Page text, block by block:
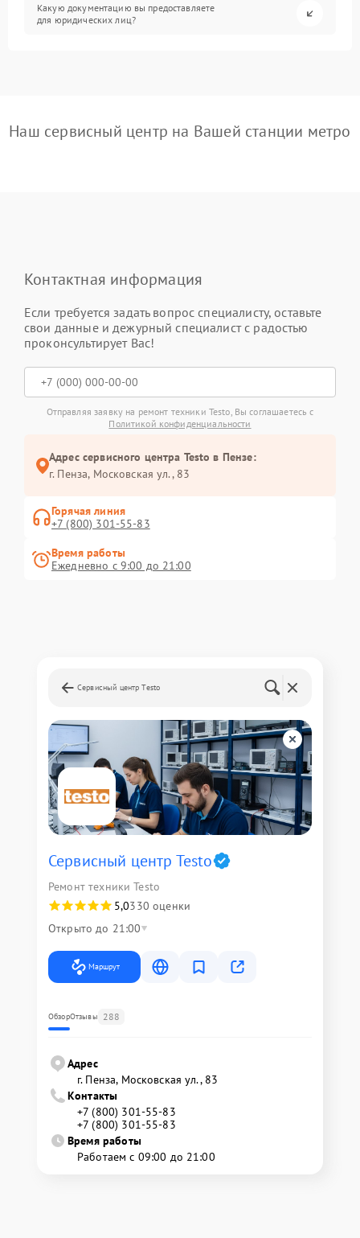
Какую документацию вы предоставляете
для юридических лиц?
Наш сервисный центр на Вашей станции метро
Контактная информация
Если требуется задать вопрос специалисту, оставьте
свои данные и дежурный специалист с радостью
проконсультирует Вас!
Отправляя заявку на ремонт техники Testo, Вы соглашаетесь с
Политикой конфиденциальности
Адрес сервисного центра Testo в Пензе:
г. Пенза, Московская ул., 83
Горячая линия
+7 (800) 301-55-83
Время работы
Ежедневно с 9:00 до 21:00
Сервисный центр Testo
Сервисный центр Testo
Ремонт техники Testo
5,0330 оценки
Открыто до 21:00
Маршрут
ОбзорОтзывы 288
Адрес
г. Пенза, Московская ул., 83
Контакты
+7 (800) 301-55-83
+7 (800) 301-55-83
Время работы
Работаем с 09:00 до 21:00